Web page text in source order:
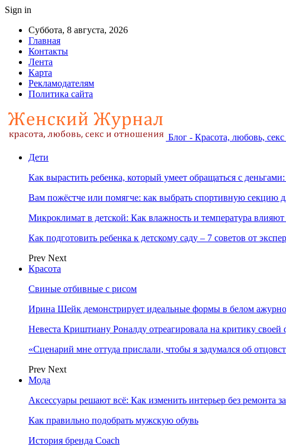
Sign in
Суббота, 8 августа, 2026
Главная
Контакты
Лента
Карта
Рекламодателям
Политика сайта
Блог - Красота, любовь,
Дети
Как вырастить ребенка, который умеет обращаться с
Вам пожёстче или помягче: как выбрать спортивную секцию
Микроклимат в детской: Как влажность и температура влияют
Как подготовить ребенка к детскому саду – 7 советов от
Prev Next
Красота
Свиные отбивные с рисом
Ирина Шейк демонстрирует идеальные формы в белом
Невеста Криштиану Роналду отреагировала на критику своей
«Сценарий мне оттуда прислали, чтобы я задумался об
Prev Next
Мода
Аксессуары решают всё: Как изменить интерьер без ремонта
Как правильно подобрать мужскую обувь
История бренда Coach